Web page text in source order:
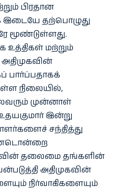
பிரதான
இடையே தற்பொழுது
மூண்டுள்ளது.
உத்திகள் மற்றும்
பார்ப்பதாகக்
நிலையில்,
முன்னாள்
இன்று
சந்தித்து
தலைமை தங்களின்
அதிமுகவின்
நிர்வாகிகளையும்